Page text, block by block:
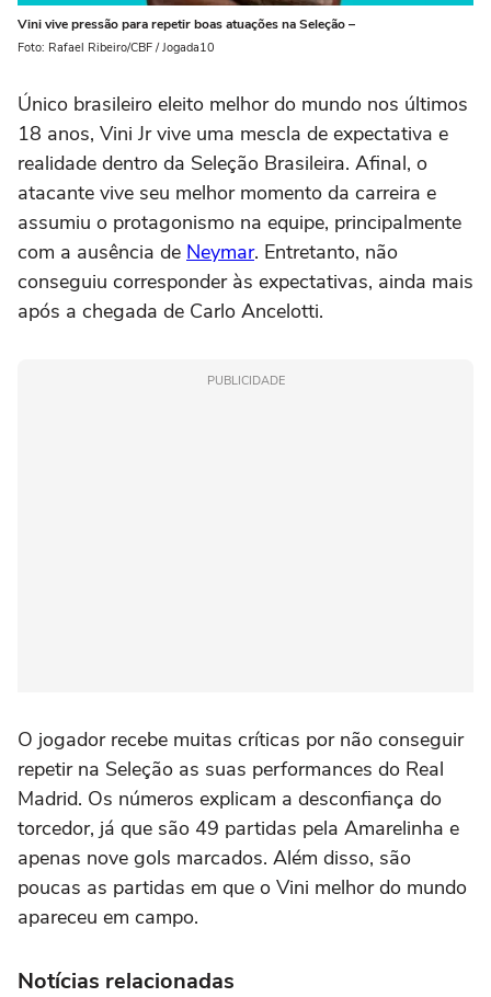
Vini vive pressão para repetir boas atuações na Seleção –
Foto: Rafael Ribeiro/CBF / Jogada10
Único brasileiro eleito melhor do mundo nos últimos
18 anos, Vini Jr vive uma mescla de expectativa e
realidade dentro da Seleção Brasileira. Afinal, o
atacante vive seu melhor momento da carreira e
assumiu o protagonismo na equipe, principalmente
com a ausência de Neymar. Entretanto, não
conseguiu corresponder às expectativas, ainda mais
após a chegada de Carlo Ancelotti.
PUBLICIDADE
O jogador recebe muitas críticas por não conseguir
repetir na Seleção as suas performances do Real
Madrid. Os números explicam a desconfiança do
torcedor, já que são 49 partidas pela Amarelinha e
apenas nove gols marcados. Além disso, são
poucas as partidas em que o Vini melhor do mundo
apareceu em campo.
Notícias relacionadas